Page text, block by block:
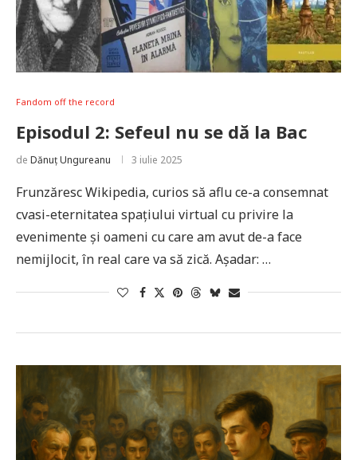
Fandom off the record
Episodul 2: Sefeul nu se dă la Bac
de Dănuț Ungureanu 3 iulie 2025
Frunzăresc Wikipedia, curios să aflu ce-a consemnat
cvasi-eternitatea spațiului virtual cu privire la
evenimente și oameni cu care am avut de-a face
nemijlocit, în real care va să zică. Așadar: …